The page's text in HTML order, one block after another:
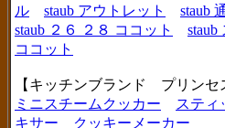
ル
staub アウトレット
staub
staub ２６ ２８ ココット
staub
ココット
【キッチンブランド プリンセ
ミニスチームクッカー
スティ
キサー
クッキーメーカー